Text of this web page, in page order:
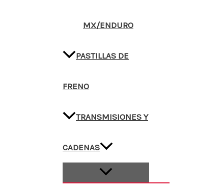
MX/ENDURO
PASTILLAS DE
FRENO
TRANSMISIONES Y
CADENAS